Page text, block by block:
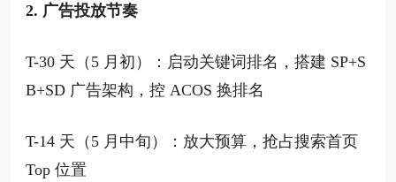
2. 广告投放节奏
T-30 天（5 月初）：启动关键词排名，搭建 SP+S
B+SD 广告架构，控 ACOS 换排名
T-14 天（5 月中旬）：放大预算，抢占搜索首页
Top 位置